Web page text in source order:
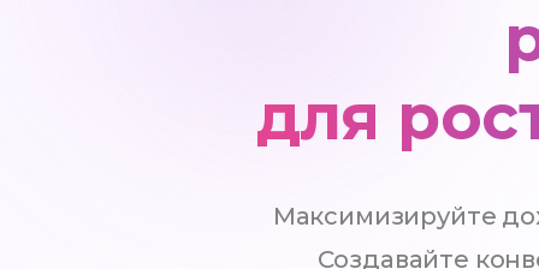
для
Максимизируйте
Создавайте